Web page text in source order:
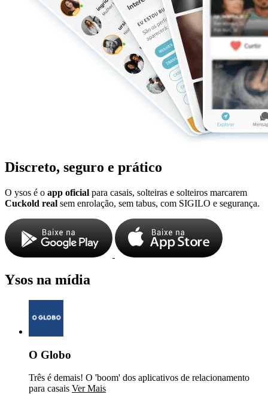
Discreto, seguro e prático
O ysos é o app oficial para casais, solteiras e solteiros marcarem
Cuckold real sem enrolação, sem tabus, com SIGILO e segurança.
Ysos na mídia
O Globo
Três é demais! O 'boom' dos aplicativos de relacionamento
para casais Ver Mais